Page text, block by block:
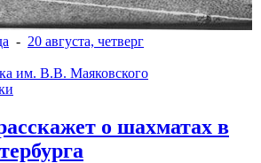
- 20 августа, четверг
им. В.В. Маяковского
о шахматах в